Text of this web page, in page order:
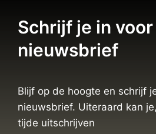
Schrijf je in
nieuwsbrief
Blijf op de hoogte en schrijf
nieuwsbrief. Uiteraard kan
tijde uitschrijven